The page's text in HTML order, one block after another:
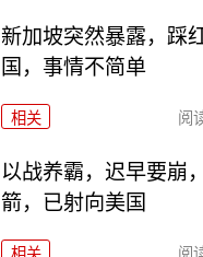
新加坡突然暴露，踩
国，事情不简单
相关 阅
以战养霸，迟早要崩
箭，已射向美国